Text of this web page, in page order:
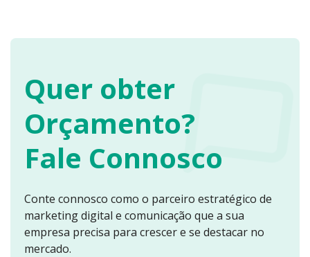
Quer obter
Orçamento?
Fale Connosco
Conte connosco como o parceiro estratégico de
marketing digital e comunicação que a sua
empresa precisa para crescer e se destacar no
mercado.